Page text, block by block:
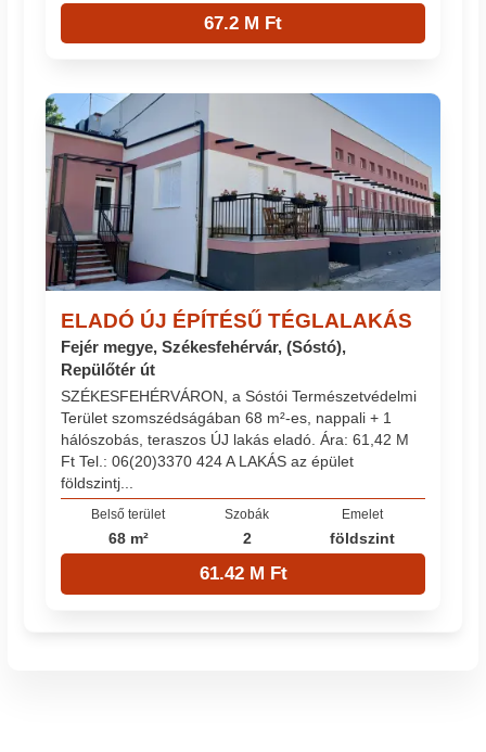
67.2 M Ft
ELADÓ ÚJ ÉPÍTÉSŰ TÉGLALAKÁS
Fejér megye, Székesfehérvár, (Sóstó),
Repülőtér út
SZÉKESFEHÉRVÁRON, a Sóstói Természetvédelmi
Terület szomszédságában 68 m²-es, nappali + 1
hálószobás, teraszos ÚJ lakás eladó. Ára: 61,42 M
Ft Tel.: 06(20)3370 424 A LAKÁS az épület
földszintj...
Belső terület
68 m²
Szobák
2
Emelet
földszint
61.42 M Ft